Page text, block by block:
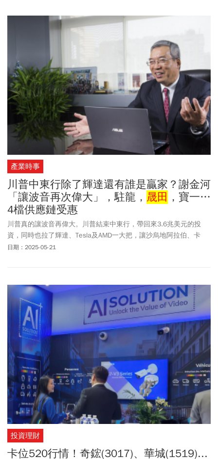
太暨國防工業展將於9月登場，隨著美國對「非紅供應鏈」需求急
迫，市場傳出，美方已正式向台灣無人機供應鏈拋出橄欖枝，邀請
組成「國家隊」赴美投資。據了解，此次行動將由漢翔出面領軍結
合國內相關廠商，共同搶攻北美龐大的無人機市場。資深分析師看
好，軍工題材可望延燒至10月中公布財報，甚至能旺到年底，但目
前雷虎股價已經來到相對滿足點，空手投資人現在進場或許有點壓
力，也可轉向買進軍工股相關基金。
產業時事
川普中東行除了輝達還有誰是贏家？謝金河
「讓波音再次偉大」，駐龍， 晟田 ，寶一…
4檔供應鏈受惠
川普真的讓波音再偉大。川普結束中東行，帶回來3.6兆美元的投
資，同時也拉了輝達、Tesla及AMD一大把，讓沙烏地阿拉伯、卡
達、阿拉伯聯合大公國大手筆掏錢，闢建Ai基地。
日期：2025-05-21
投資理財
卡位520行情！奇鋐(3017)、華城(1519)...